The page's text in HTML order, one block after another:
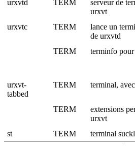
urxvtd TERM
serveur de
urxvt
urxvtc TERM
lance un
de urxvtd
TERM terminfo
urxvt-
tabbed
TERM terminal,
TERM
extensions
urxvt
st TERM
terminal